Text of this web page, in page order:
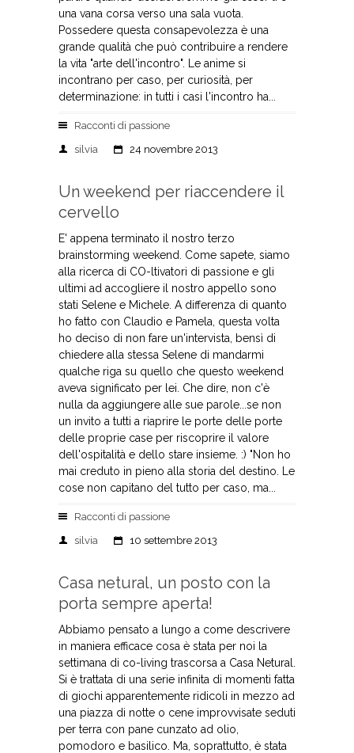
una vana corsa verso una sala vuota.
Possedere questa consapevolezza è una
grande qualità che può contribuire a rendere
la vita "arte dell'incontro". Le anime si
incontrano per caso, per curiosità, per
determinazione: in tutti i casi l'incontro ha...
Racconti di passione
silvia
24 novembre 2013
Un weekend per riaccendere il
cervello
E' appena terminato il nostro terzo
brainstorming weekend. Come sapete, siamo
alla ricerca di CO-ltivatori di passione e gli
ultimi ad accogliere il nostro appello sono
stati Selene e Michele. A differenza di quanto
ho fatto con Claudio e Pamela, questa volta
ho deciso di non fare un'intervista, bensì di
chiedere alla stessa Selene di mandarmi
qualche riga su quello che questo weekend
aveva significato per lei. Che dire, non c'è
nulla da aggiungere alle sue parole...se non
un invito a tutti a riaprire le porte delle porte
delle proprie case per riscoprire il valore
dell'ospitalità e dello stare insieme. :) "Non ho
mai creduto in pieno alla storia del destino. Le
cose non capitano del tutto per caso, ma...
Racconti di passione
silvia
10 settembre 2013
Casa netural, un posto con la
porta sempre aperta!
Abbiamo pensato a lungo a come descrivere
in maniera efficace cosa è stata per noi la
settimana di co-living trascorsa a Casa Netural.
Si è trattata di una serie infinita di momenti fatta
di giochi apparentemente ridicoli in mezzo ad
una piazza di notte o cene improvvisate seduti
per terra con pane cunzato ad olio,
pomodoro e basilico. Ma, soprattutto, è stata